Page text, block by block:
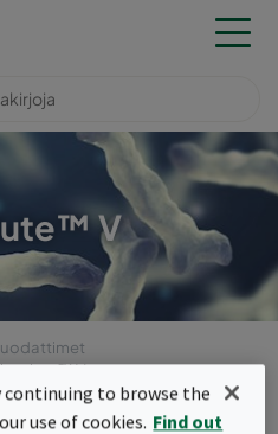
V
V
continuing to browse the
use of cookies. Find out